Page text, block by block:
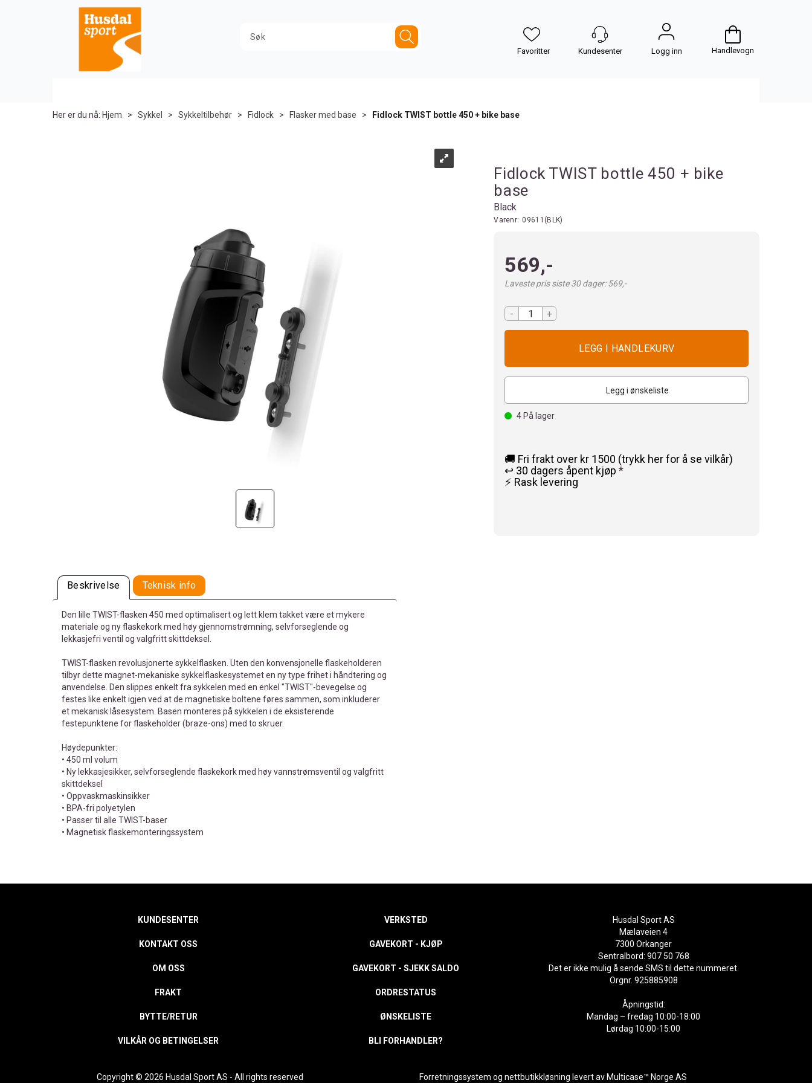
Logg inn Handlevogn
Her er du nå: Hjem > Sykkel > Sykkeltilbehør > Fidlock > Flasker med base > Fidlock TWIST bottle 450 + bike base
Fidlock TWIST bottle 450 + bike
base
Black
Varenr: 09611(BLK)
569,-
Laveste pris siste 30 dager: 569,-
- +
Legg i ønskeliste
4 På lager
🚚 Fri frakt over kr 1500 (trykk her for å se vilkår)
↩️ 30 dagers åpent kjøp*
⚡ Rask levering
Beskrivelse Teknisk info
Den lille TWIST-flasken 450 med optimalisert og lett klem takket være et mykere
materiale og ny flaskekork med høy gjennomstrømning, selvforseglende og
lekkasjefri ventil og valgfritt skittdeksel.
TWIST-flasken revolusjonerte sykkelflasken. Uten den konvensjonelle flaskeholderen
tilbyr dette magnet-mekaniske sykkelflaskesystemet en ny type frihet i håndtering og
anvendelse. Den slippes enkelt fra sykkelen med en enkel "TWIST"-bevegelse og
festes like enkelt igjen ved at de magnetiske boltene føres sammen, som inkluderer
et mekanisk låsesystem. Basen monteres på sykkelen i de eksisterende
festepunktene for flaskeholder (braze-ons) med to skruer.
Høydepunkter:
• 450 ml volum
• Ny lekkasjesikker, selvforseglende flaskekork med høy vannstrømsventil og valgfritt
skittdeksel
• Oppvaskmaskinsikker
• BPA-fri polyetylen
• Passer til alle TWIST-baser
• Magnetisk flaskemonteringssystem
KUNDESENTER
KONTAKT OSS
OM OSS
FRAKT
BYTTE/RETUR
VILKÅR OG BETINGELSER
VERKSTED
GAVEKORT - KJØP
GAVEKORT - SJEKK SALDO
ORDRESTATUS
ØNSKELISTE
BLI FORHANDLER?
Husdal Sport AS
Mælaveien 4
7300 Orkanger
Sentralbord: 907 50 768
Det er ikke mulig å sende SMS til dette nummeret.
Orgnr. 925885908
Åpningstid:
Mandag – fredag 10:00-18:00
Lørdag 10:00-15:00
Copyright © 2026 Husdal Sport AS - All rights reserved Forretningssystem ognettbutikkløsning levert av Multicase™ Norge AS